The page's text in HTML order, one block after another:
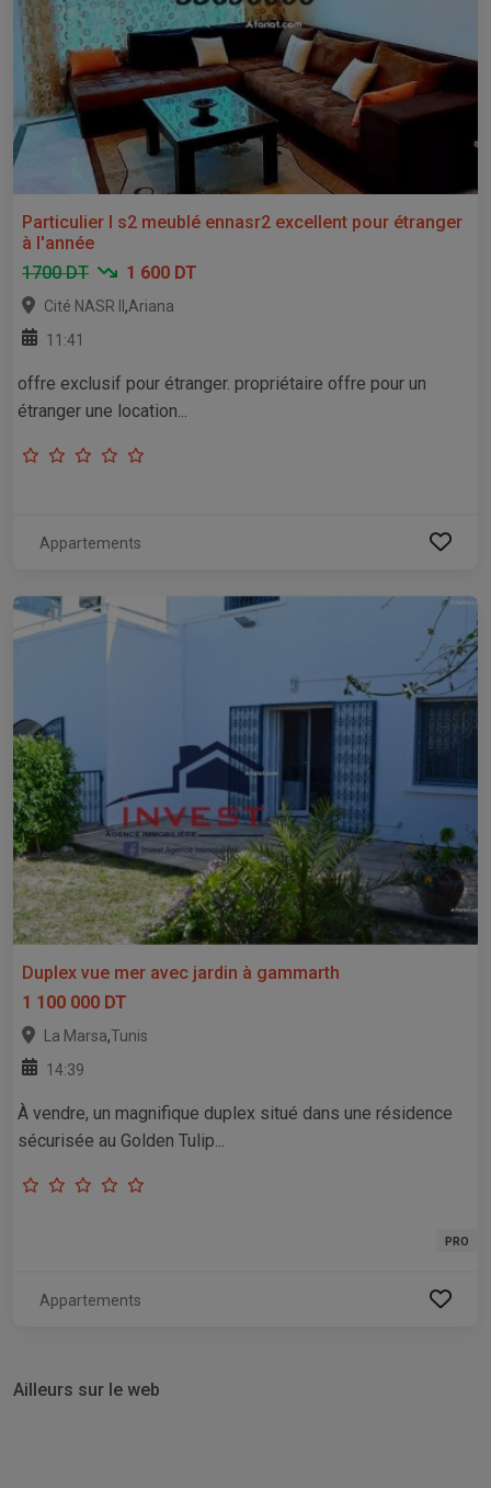
Particulier l s2 meublé ennasr2 excellent pour étranger
à l'année
1700 DT
1 600 DT
Cité NASR II ,Ariana
11:41
offre exclusif pour étranger. propriétaire offre pour un
étranger une location...
Appartements
Duplex vue mer avec jardin à gammarth
1 100 000 DT
La Marsa,Tunis
14:39
À vendre, un magnifique duplex situé dans une résidence
sécurisée au Golden Tulip...
PRO
Appartements
Ailleurs sur le web